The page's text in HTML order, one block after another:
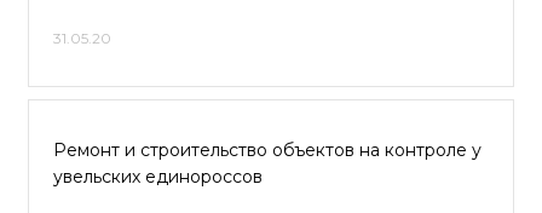
31.05.20
Ремонт и строительство объектов на контроле у
увельских единороссов